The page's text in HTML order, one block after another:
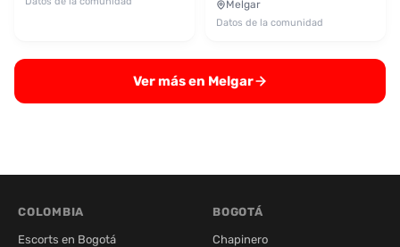
Melgar
Datos de la comunidad
Ver más en Melgar
COLOMBIA
Escorts en Bogotá
BOGOTÁ
Chapinero